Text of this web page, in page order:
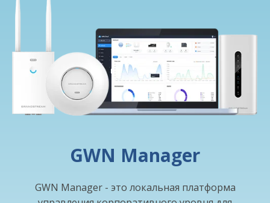
GWN Manager
GWN Manager - это локальная платформа